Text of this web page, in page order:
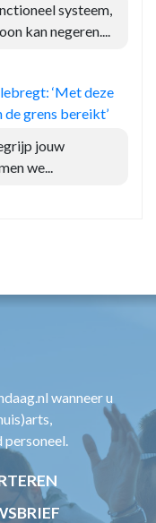
systeem,
kan negeren....
‘Met deze
grens bereikt’
jouw
we...
wanneer u